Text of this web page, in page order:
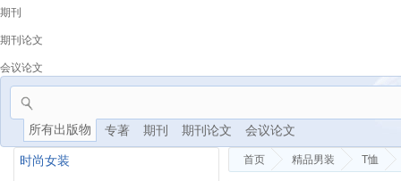
期刊
期刊论文
会议论文
所有出版物 专著 期刊 期刊论文 会议论文
时尚女装 首页 精品男装 T恤